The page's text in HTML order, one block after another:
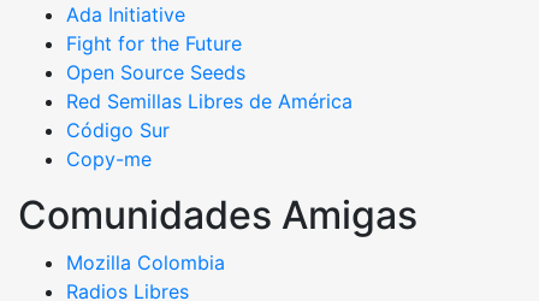
Ada Initiative
Fight for the Future
Open Source Seeds
Red Semillas Libres de América
официальный
сайт
в
онлайн
Código Sur
Copy-me
Comunidades Amigas
Mozilla Colombia
Radios Libres